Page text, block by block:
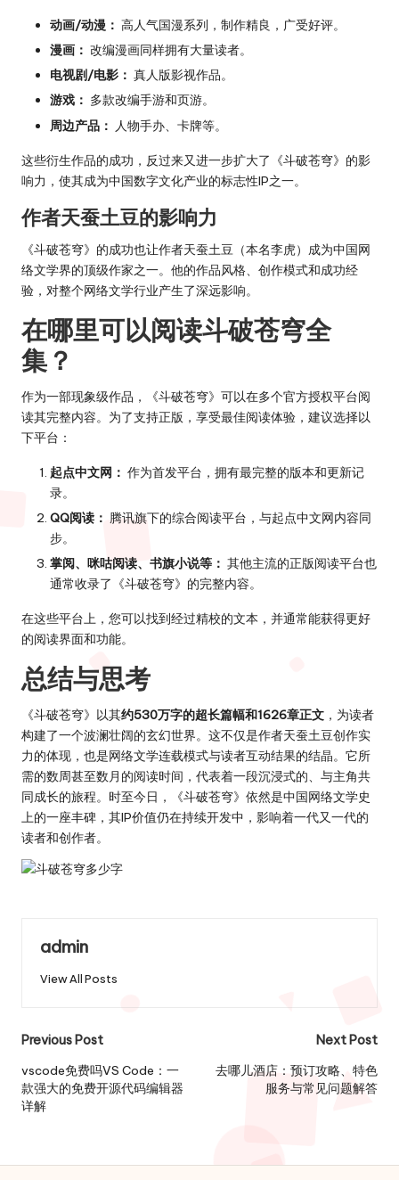
动画/动漫： 高人气国漫系列，制作精良，广受好评。
漫画： 改编漫画同样拥有大量读者。
电视剧/电影： 真人版影视作品。
游戏： 多款改编手游和页游。
周边产品：
人物手办、卡牌等。
这些衍生作品的成功，反过来又进一步扩大了《斗破苍穹》的影
响力，使其成为中国数字文化产业的标志性IP之一。
作者天蚕土豆的影响力
《斗破苍穹》的成功也让作者天蚕土豆（本名李虎）成为中国网
络文学界的顶级作家之一。他的作品风格、创作模式和成功经
验，对整个网络文学行业产生了深远影响。
在哪里可以阅读斗破苍穹全
集？
作为一部现象级作品，《斗破苍穹》可以在多个官方授权平台阅
读其完整内容。为了支持正版，享受最佳阅读体验，建议选择以
下平台：
起点中文网： 作为首发平台，拥有最完整的版本和更新记
录。
QQ阅读： 腾讯旗下的综合阅读平台，与起点中文网内容同
步。
掌阅、咪咕阅读、书旗小说等： 其他主流的正版阅读平台也
通常收录了《斗破苍穹》的完整内容。
在这些平台上，您可以找到经过精校的文本，并通常能获得更好
的阅读界面和功能。
总结与思考
《斗破苍穹》以其约530万字的超长篇幅和1626章正文 ，为读者
构建了一个波澜壮阔的玄幻世界。这不仅是作者天蚕土豆创作实
力的体现，也是网络文学连载模式与读者互动结果的结晶。它所
需的数周甚至数月的阅读时间，代表着一段沉浸式的、与主角共
同成长的旅程。时至今日，《斗破苍穹》依然是中国网络文学史
上的一座丰碑，其IP价值仍在持续开发中，影响着一代又一代的
读者和创作者。
admin
View All Posts
Post
navigation
Previous Post
vscode免费吗VS Code：一
款强大的免费开源代码编辑器
详解
Next Post
去哪儿酒店：预订攻略、特色
服务与常见问题解答